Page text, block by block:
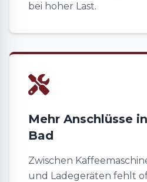
bei hoher Last.
Mehr Anschlüsse
Bad
Zwischen
und Ladegeräten fehlt